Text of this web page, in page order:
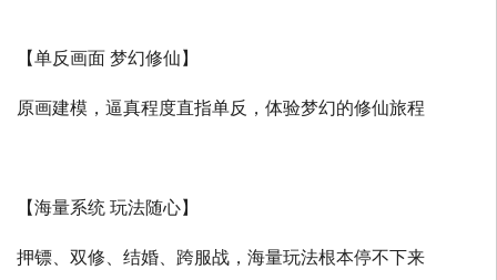
【单反画面 梦幻修仙】
原画建模，逼真程度直指单反，体验梦幻的修仙旅程
【海量系统 玩法随心】
押镖、双修、结婚、跨服战，海量玩法根本停不下来